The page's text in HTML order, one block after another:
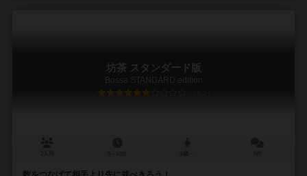
坊茶 スタンダード版
Bossa STANDARD edition
6.2